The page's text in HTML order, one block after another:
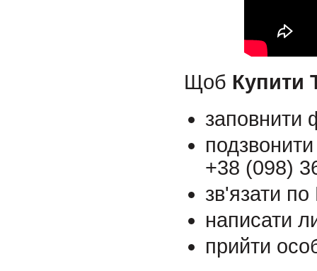
Щоб Купити
заповнити
+38 (098)
зв'язати
написати
прийти